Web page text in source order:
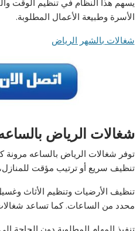
الأسرة وطبيعة الأعمال المطلوبة.
شغالات بالشهر الرياض
شغالات الرياض
توفر شغالات الرياض بالساعه مرونة
تنظيف سريع أو ترتيب مؤقت
تنظيف الأرضيات وتنظيم الأثاث
محدد من الساعات. كما تساعد